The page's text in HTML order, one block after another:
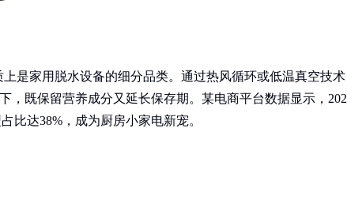
是家用脱水设备的细分品类。通过热风循环或低温真空技术
，既保留营养成分又延长保存期。某电商平台数据显示，
比达38%，成为厨房小家电新宠。